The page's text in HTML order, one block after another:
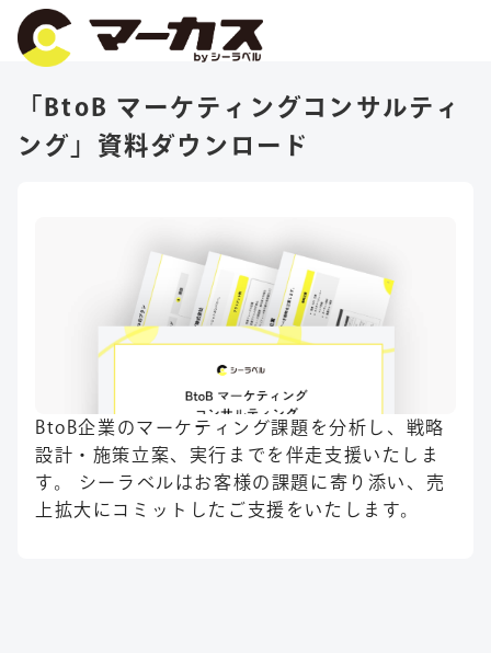
「BtoB マーケティングコンサルティ
ング」資料ダウンロード
BtoB企業のマーケティング課題を分析し、戦略
設計・施策立案、実行までを伴走支援いたしま
す。 シーラベルはお客様の課題に寄り添い、売
上拡大にコミットしたご支援をいたします。